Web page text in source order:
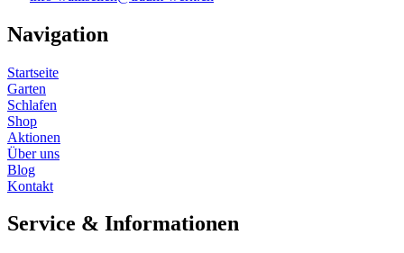
Navigation
Startseite
Garten
Schlafen
Shop
Aktionen
Über uns
Blog
Kontakt
Service & Informationen